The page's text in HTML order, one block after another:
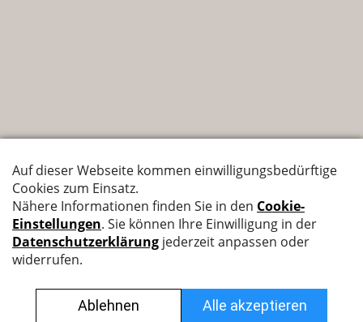
Nyffenegger Armaturen AG
Leutschenbachstrasse 38